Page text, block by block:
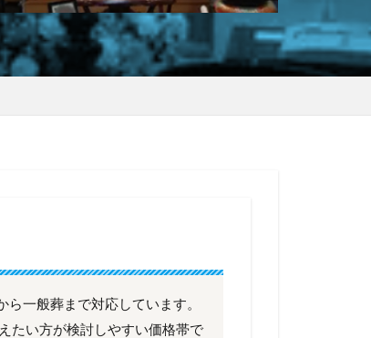
一般葬まで対応しています。
たい方が検討しやすい価格帯で